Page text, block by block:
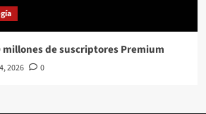
millones de suscriptores Premium
2026 0